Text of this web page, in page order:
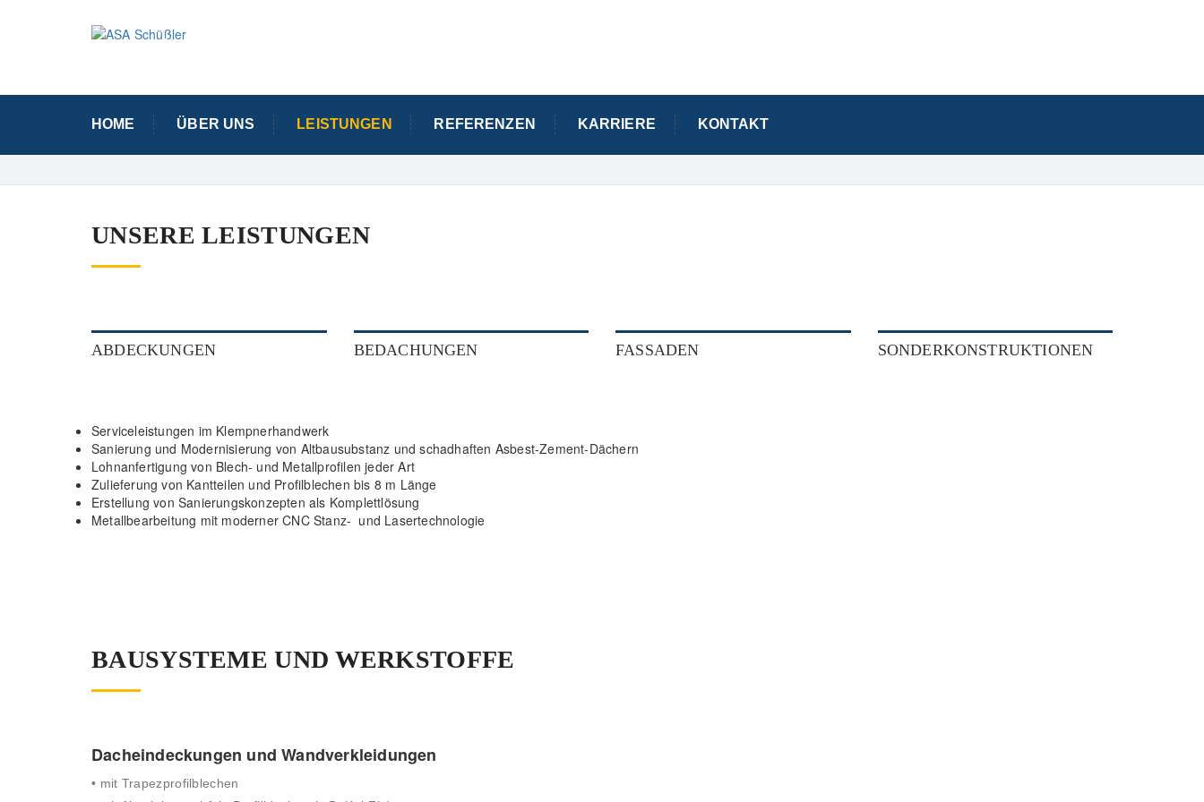
HOME ÜBER UNS LEISTUNGEN REFERENZEN KARRIERE KONTAKT
UNSERE LEISTUNGEN
ABDECKUNGEN BEDACHUNGEN FASSADEN SONDERKONSTRUKTIONEN
Serviceleistungen im Klempnerhandwerk
Sanierung und Modernisierung von Altbausubstanz und schadhaften Asbest-Zement-Dächern
Lohnanfertigung von Blech- und Metallprofilen jeder Art
Zulieferung von Kantteilen und Profilblechen bis 8 m Länge
Erstellung von Sanierungskonzepten als Komplettlösung
Metallbearbeitung mit moderner CNC Stanz- und Lasertechnologie
BAUSYSTEME UND WERKSTOFFE
Dacheindeckungen und Wandverkleidungen
• mit Trapezprofilblechen